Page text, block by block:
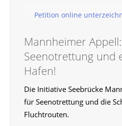
Petition online
Mannheimer
Seenotrettung und
Hafen!
Die Initiative Seebrücke
für Seenotrettung und die
Fluchtrouten.